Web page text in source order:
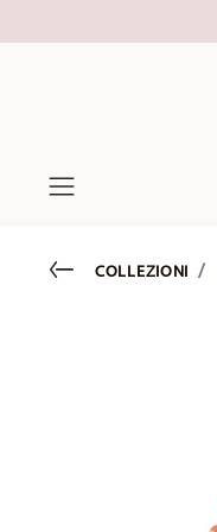
Go backCOLLEZIONI